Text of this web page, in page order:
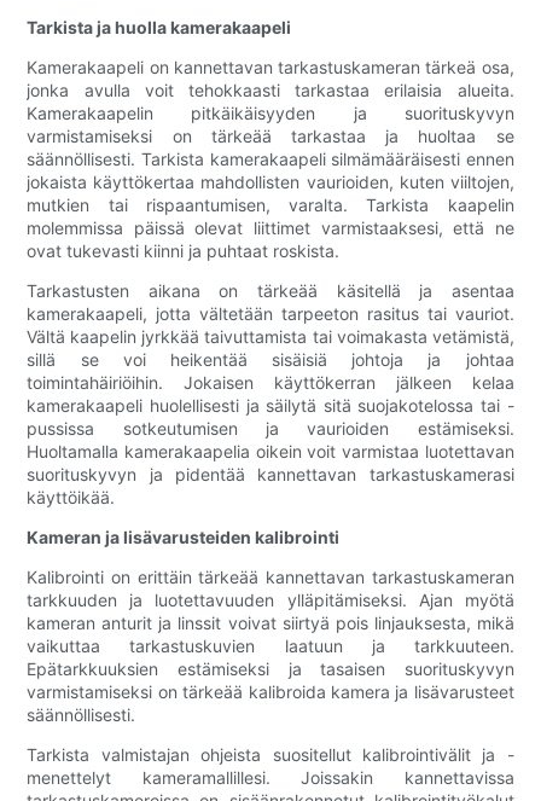
Tarkista ja huolla kamerakaapeli
Kamerakaapeli on kannettavan tarkastuskameran tärkeä osa,
jonka avulla voit tehokkaasti tarkastaa erilaisia ​​alueita.
Kamerakaapelin pitkäikäisyyden ja suorituskyvyn
varmistamiseksi on tärkeää tarkastaa ja huoltaa se
säännöllisesti. Tarkista kamerakaapeli silmämääräisesti ennen
jokaista käyttökertaa mahdollisten vaurioiden, kuten viiltojen,
mutkien tai rispaantumisen, varalta. Tarkista kaapelin
molemmissa päissä olevat liittimet varmistaaksesi, että ne
ovat tukevasti kiinni ja puhtaat roskista.
Tarkastusten aikana on tärkeää käsitellä ja asentaa
kamerakaapeli, jotta vältetään tarpeeton rasitus tai vauriot.
Vältä kaapelin jyrkkää taivuttamista tai voimakasta vetämistä,
sillä se voi heikentää sisäisiä johtoja ja johtaa
toimintahäiriöihin. Jokaisen käyttökerran jälkeen kelaa
kamerakaapeli huolellisesti ja säilytä sitä suojakotelossa tai -
pussissa sotkeutumisen ja vaurioiden estämiseksi.
Huoltamalla kamerakaapelia oikein voit varmistaa luotettavan
suorituskyvyn ja pidentää kannettavan tarkastuskamerasi
käyttöikää.
Kameran ja lisävarusteiden kalibrointi
Kalibrointi on erittäin tärkeää kannettavan tarkastuskameran
tarkkuuden ja luotettavuuden ylläpitämiseksi. Ajan myötä
kameran anturit ja linssit voivat siirtyä pois linjauksesta, mikä
vaikuttaa tarkastuskuvien laatuun ja tarkkuuteen.
Epätarkkuuksien estämiseksi ja tasaisen suorituskyvyn
varmistamiseksi on tärkeää kalibroida kamera ja lisävarusteet
säännöllisesti.
Tarkista valmistajan ohjeista suositellut kalibrointivälit ja -
menettelyt kameramallillesi. Joissakin kannettavissa